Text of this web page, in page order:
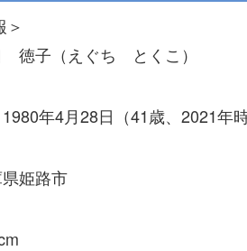
＞
徳子（えぐち とくこ）
年4月28日（41歳、2021年
姫路市